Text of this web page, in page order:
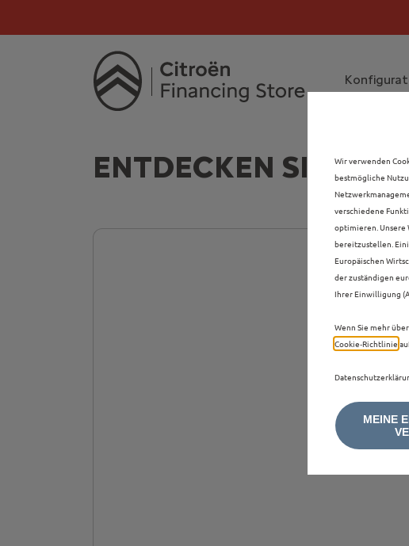
ENTDECKEN SIE Wir verwenden
bestmögliche
verschiedene
optimieren. Unsere
bereitzustellen.
Europäischen
der zuständigen
Ihrer Einwilligung
Wenn Sie mehr
Cookie‑Richtlinie
MEINE EINSTELLUNGEN